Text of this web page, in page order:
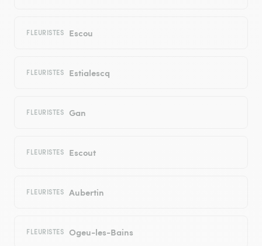
FLEURISTES Escou
FLEURISTES Estialescq
FLEURISTES Gan
FLEURISTES Escout
FLEURISTES Aubertin
FLEURISTES Ogeu-les-Bains